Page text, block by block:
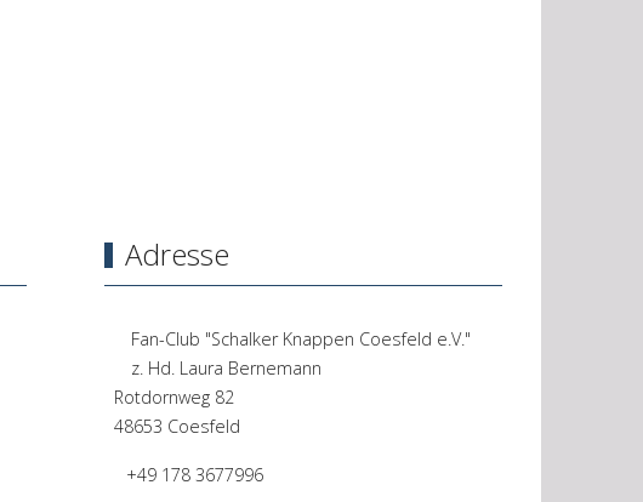
Adresse
Fan-Club "Schalker Knappen Coesfeld e.V."
z. Hd. Laura Bernemann
Rotdornweg 82
48653 Coesfeld
+49 178 3677996